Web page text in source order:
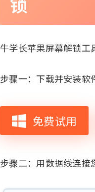
牛学长苹果屏幕解锁工
步骤一：下载并安装软
免费试用
步骤二：用数据线连